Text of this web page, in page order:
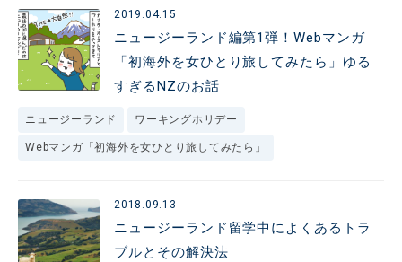
2019.04.15
ニュージーランド編第1弾！Webマンガ
「初海外を女ひとり旅してみたら」ゆる
すぎるNZのお話
ニュージーランド ワーキングホリデー
Webマンガ「初海外を女ひとり旅してみたら」
2018.09.13
ニュージーランド留学中によくあるトラ
ブルとその解決法